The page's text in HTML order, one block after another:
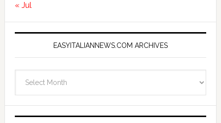
« Jul
EASYITALIANNEWS.COM ARCHIVES
Archives